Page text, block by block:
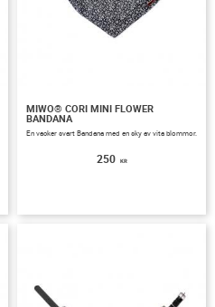
MIWO® CORI MINI FLOWER
BANDANA
En vacker svart Bandana med en sky av vita blommor.
250 KR